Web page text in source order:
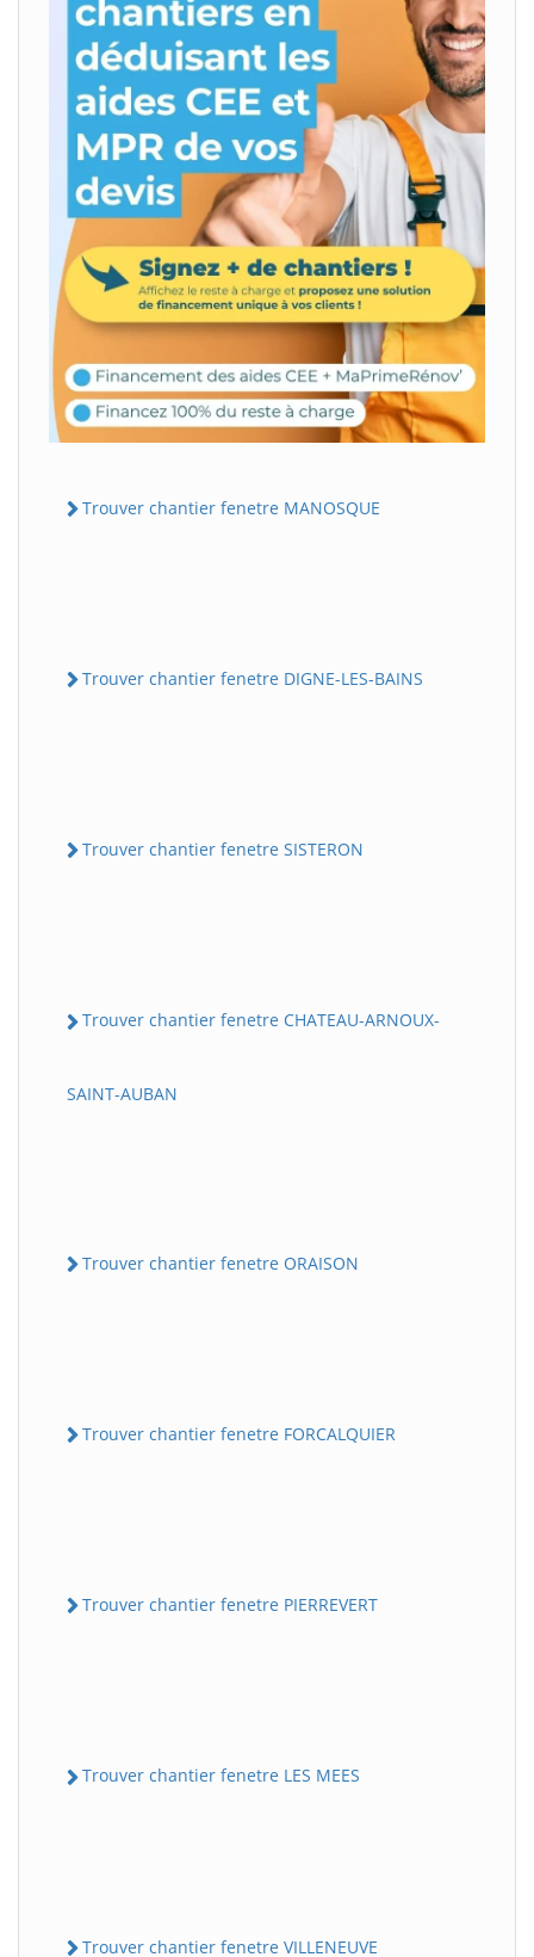
Trouver chantier fenetre MANOSQUE
Trouver chantier fenetre DIGNE-LES-BAINS
Trouver chantier fenetre SISTERON
Trouver chantier fenetre CHATEAU-ARNOUX-
SAINT-AUBAN
Trouver chantier fenetre ORAISON
Trouver chantier fenetre FORCALQUIER
Trouver chantier fenetre PIERREVERT
Trouver chantier fenetre LES MEES
Trouver chantier fenetre VILLENEUVE